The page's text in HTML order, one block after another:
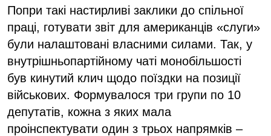
Попри такі настирливі заклики до спільної
праці, готувати звіт для американців «слуги»
були налаштовані власними силами. Так, у
внутрішньопартійному чаті монобільшості
був кинутий клич щодо поїздки на позиції
військових. Формувалося три групи по 10
депутатів, кожна з яких мала
проінспектувати один з трьох напрямків –